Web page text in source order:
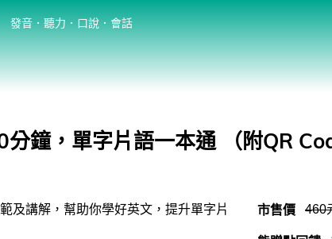
目前位於:
發音．聽力．口說．會話
單字．片語．辭典
寫作．翻譯．閱讀
鐘，單字片語一本通 （附QR
及講解，幫助你學好英文，提升單字片
市售價 460